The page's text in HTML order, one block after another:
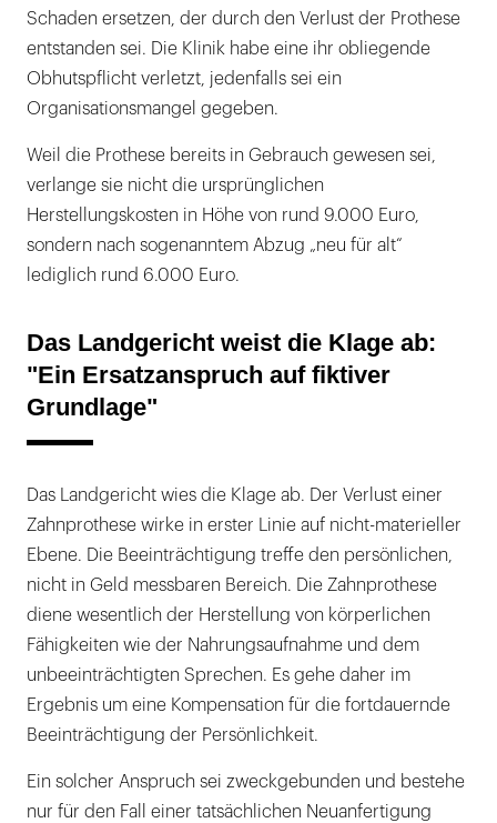
Schaden ersetzen, der durch den Verlust der Prothese
entstanden sei. Die Klinik habe eine ihr obliegende
Obhutspflicht verletzt, jedenfalls sei ein
Organisationsmangel gegeben.
Weil die Prothese bereits in Gebrauch gewesen sei,
verlange sie nicht die ursprünglichen
Herstellungskosten in Höhe von rund 9.000 Euro,
sondern nach sogenanntem Abzug „neu für alt“
lediglich rund 6.000 Euro.
Das Landgericht weist die Klage ab:
"Ein Ersatzanspruch auf fiktiver
Grundlage"
Das Landgericht wies die Klage ab. Der Verlust einer
Zahnprothese wirke in erster Linie auf nicht-materieller
Ebene. Die Beeinträchtigung treffe den persönlichen,
nicht in Geld messbaren Bereich. Die Zahnprothese
diene wesentlich der Herstellung von körperlichen
Fähigkeiten wie der Nahrungsaufnahme und dem
unbeeinträchtigten Sprechen. Es gehe daher im
Ergebnis um eine Kompensation für die fortdauernde
Beeinträchtigung der Persönlichkeit.
Ein solcher Anspruch sei zweckgebunden und bestehe
nur für den Fall einer tatsächlichen Neuanfertigung